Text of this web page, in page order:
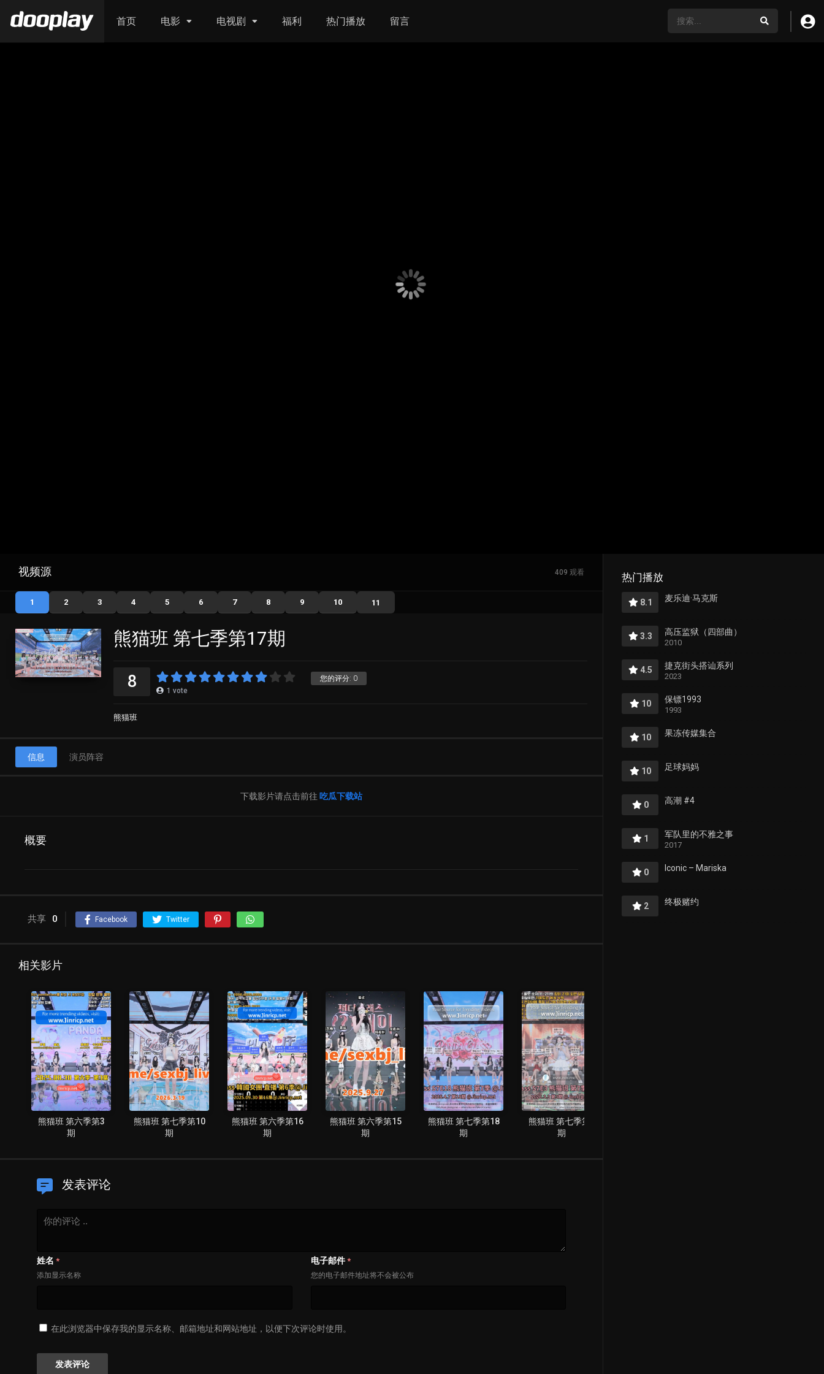
首页 电影 电视剧 福利 热门播放 留言
视频源 409 观看
1 2 3 4 5 6 7 8 9 10 11
熊猫班 第七季第17期
您的评分: 0
8 1 vote
熊猫班
信息 演员阵容
下载影片请点击前往 吃瓜下载站
概要
共享 0 Facebook Twitter
相关影片
熊猫班 第六季第3
期
熊猫班 第七季第10
期
熊猫班 第六季第16
期
熊猫班 第六季第15
期
熊猫班 第七季第18
期
熊猫班 第七季第3
期
发表评论
姓名 *
添加显示名称
电子邮件 *
您的电子邮件地址将不会被公布
在此浏览器中保存我的显示名称、邮箱地址和网站地址，以便下次评论时使用。
热门播放
8.1 麦乐迪·马克斯
3.3 高压监狱（四部曲）
2010
4.5 捷克街头搭讪系列
2023
10 保镖1993
1993
10 果冻传媒集合
10 足球妈妈
0 高潮 #4
1 军队里的不雅之事
2017
0 Iconic – Mariska
2 终极赌约